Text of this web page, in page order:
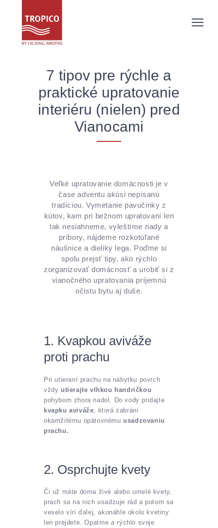
7 tipov pre rýchle a
praktické upratovanie
interiéru (nielen) pred
Vianocami
Veľké upratovanie domácnosti je v
čase adventu akúsi nepísanú
tradíciou. Vymetanie pavučinky z
kútov, kam pri bežnom upratovaní len
tak nesiahneme, vyleštíme riady a
príbory, nájdeme rozkotúľané
náušnice a dieliky lega. Poďme si
spolu prejsť tipy, ako rýchlo
zorganizovať domácnosť a urobiť si z
vianočného upratovania príjemnú
očistu bytu aj duše.
1. Kvapkou aviváže
proti prachu
Pri utieraní prachu na nábytku povrch
vždy utierajte vlhkou handričkou
pohybom zhora nadol. Do vody pridajte
kvapku aviváže , ktorá zabráni
okamžitému opätovnémuusadzovaniu
prachu.
2. Osprchujte kvety
Či už máte doma živé alebo umelé kvety,
prach sa na nich usadzuje rád a potom sa
veselo víri ďalej, akonáhle okolo kvetiny
len prejdete. Opatrne a rýchlo svoje